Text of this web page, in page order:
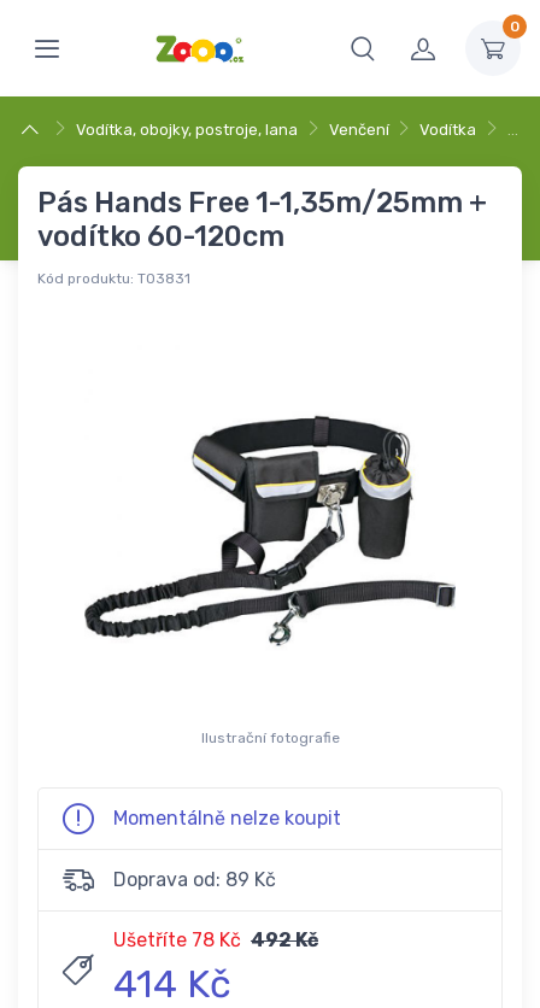
0
Vodítka, obojky, postroje, lana Venčení Vodítka …
Pás Hands Free 1-1,35m/25mm +
vodítko 60-120cm
Kód produktu: T03831
Ilustrační fotografie
Momentálně nelze koupit
Doprava od: 89 Kč
Ušetříte 78 Kč 492 Kč
414 Kč